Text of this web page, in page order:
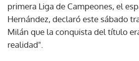
primera Liga de Campeones, el
Hernández, declaró este sábado
Milán que la conquista del título
realidad".